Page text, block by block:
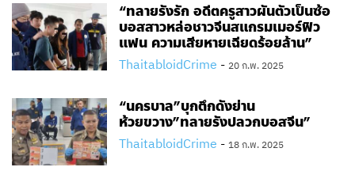
“ทลายรังรัก อดีตครูสาวผันตัวเป็นซ้อ
บอสสาวหล่อชาวจีนสแกรมเมอร์ฟิว
แฟน ความเสียหายเฉียดร้อยล้าน”
ThaitabloidCrime - 20 ก.พ. 2025
“นครบาล”บุกตึกดังย่าน
ห้วยขวาง”ทลายรังปลวกบอสจีน”
ThaitabloidCrime - 18 ก.พ. 2025